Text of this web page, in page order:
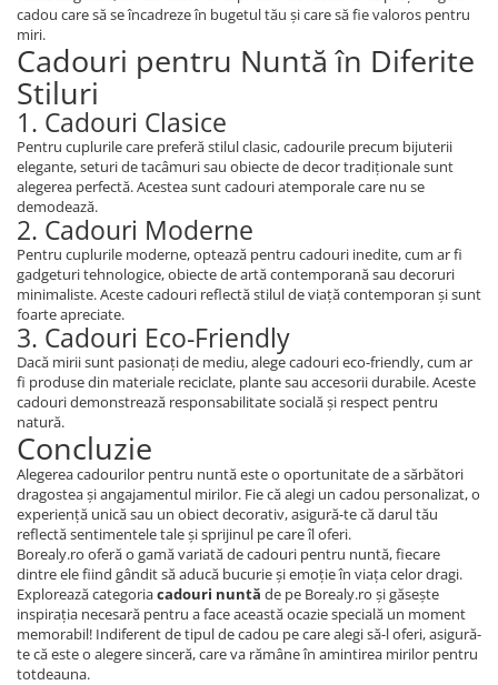
cadou care să se încadreze în bugetul tău și care să fie valoros pentru
miri.
Cadouri pentru Nuntă în Diferite
Stiluri
1. Cadouri Clasice
Pentru cuplurile care preferă stilul clasic, cadourile precum bijuterii
elegante, seturi de tacâmuri sau obiecte de decor tradiționale sunt
alegerea perfectă. Acestea sunt cadouri atemporale care nu se
demodează.
2. Cadouri Moderne
Pentru cuplurile moderne, optează pentru cadouri inedite, cum ar fi
gadgeturi tehnologice, obiecte de artă contemporană sau decoruri
minimaliste. Aceste cadouri reflectă stilul de viață contemporan și sunt
foarte apreciate.
3. Cadouri Eco-Friendly
Dacă mirii sunt pasionați de mediu, alege cadouri eco-friendly, cum ar
fi produse din materiale reciclate, plante sau accesorii durabile. Aceste
cadouri demonstrează responsabilitate socială și respect pentru
natură.
Concluzie
Alegerea cadourilor pentru nuntă este o oportunitate de a sărbători
dragostea și angajamentul mirilor. Fie că alegi un cadou personalizat, o
experiență unică sau un obiect decorativ, asigură-te că darul tău
reflectă sentimentele tale și sprijinul pe care îl oferi.
Borealy.ro oferă o gamă variată de cadouri pentru nuntă, fiecare
dintre ele fiind gândit să aducă bucurie și emoție în viața celor dragi.
Explorează categoriacadouri nuntă de pe Borealy.ro și găsește
inspirația necesară pentru a face această ocazie specială un moment
memorabil! Indiferent de tipul de cadou pe care alegi să-l oferi, asigură-
te că este o alegere sinceră, care va rămâne în amintirea mirilor pentru
totdeauna.